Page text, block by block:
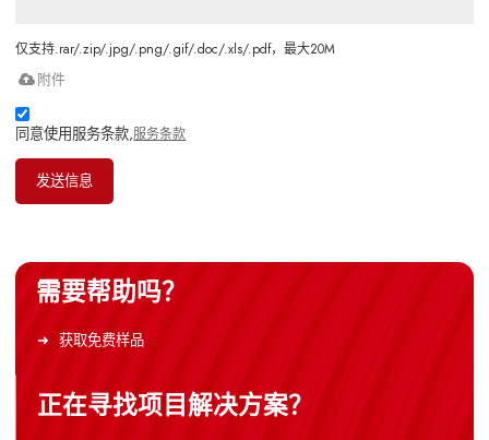
仅支持.rar/.zip/.jpg/.png/.gif/.doc/.xls/.pdf，最大20M
附件
同意使用服务条款,服务条款
发送信息
需要帮助吗？
获取免费样品
正在寻找项目解决方案？